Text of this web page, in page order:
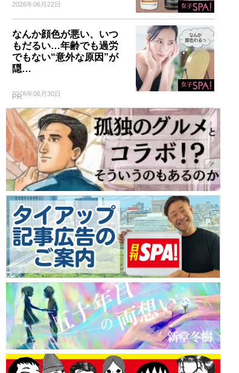
2026年06月22日
なんか顔色が悪い、いつ
もだるい…年齢でも過労
でもない“意外な原因”が
隠…
2026年06月30日
PR